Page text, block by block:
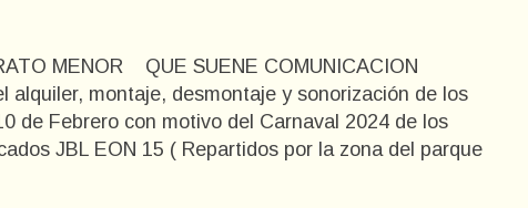
MENOR QUE SUENE COMUNICACION
montaje, desmontaje y sonorización de los
de Febrero con motivo del Carnaval 2024 de los
JBL EON 15 ( Repartidos por la zona del parque